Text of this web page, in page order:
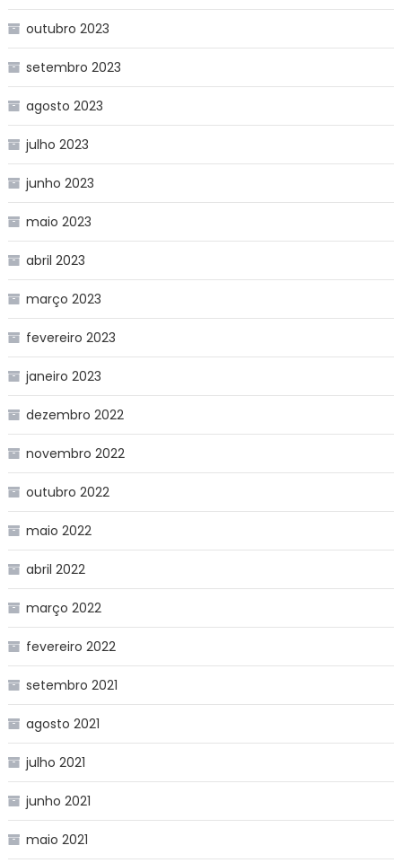
outubro 2023
setembro 2023
agosto 2023
julho 2023
junho 2023
maio 2023
abril 2023
março 2023
fevereiro 2023
janeiro 2023
dezembro 2022
novembro 2022
outubro 2022
maio 2022
abril 2022
março 2022
fevereiro 2022
setembro 2021
agosto 2021
julho 2021
junho 2021
maio 2021